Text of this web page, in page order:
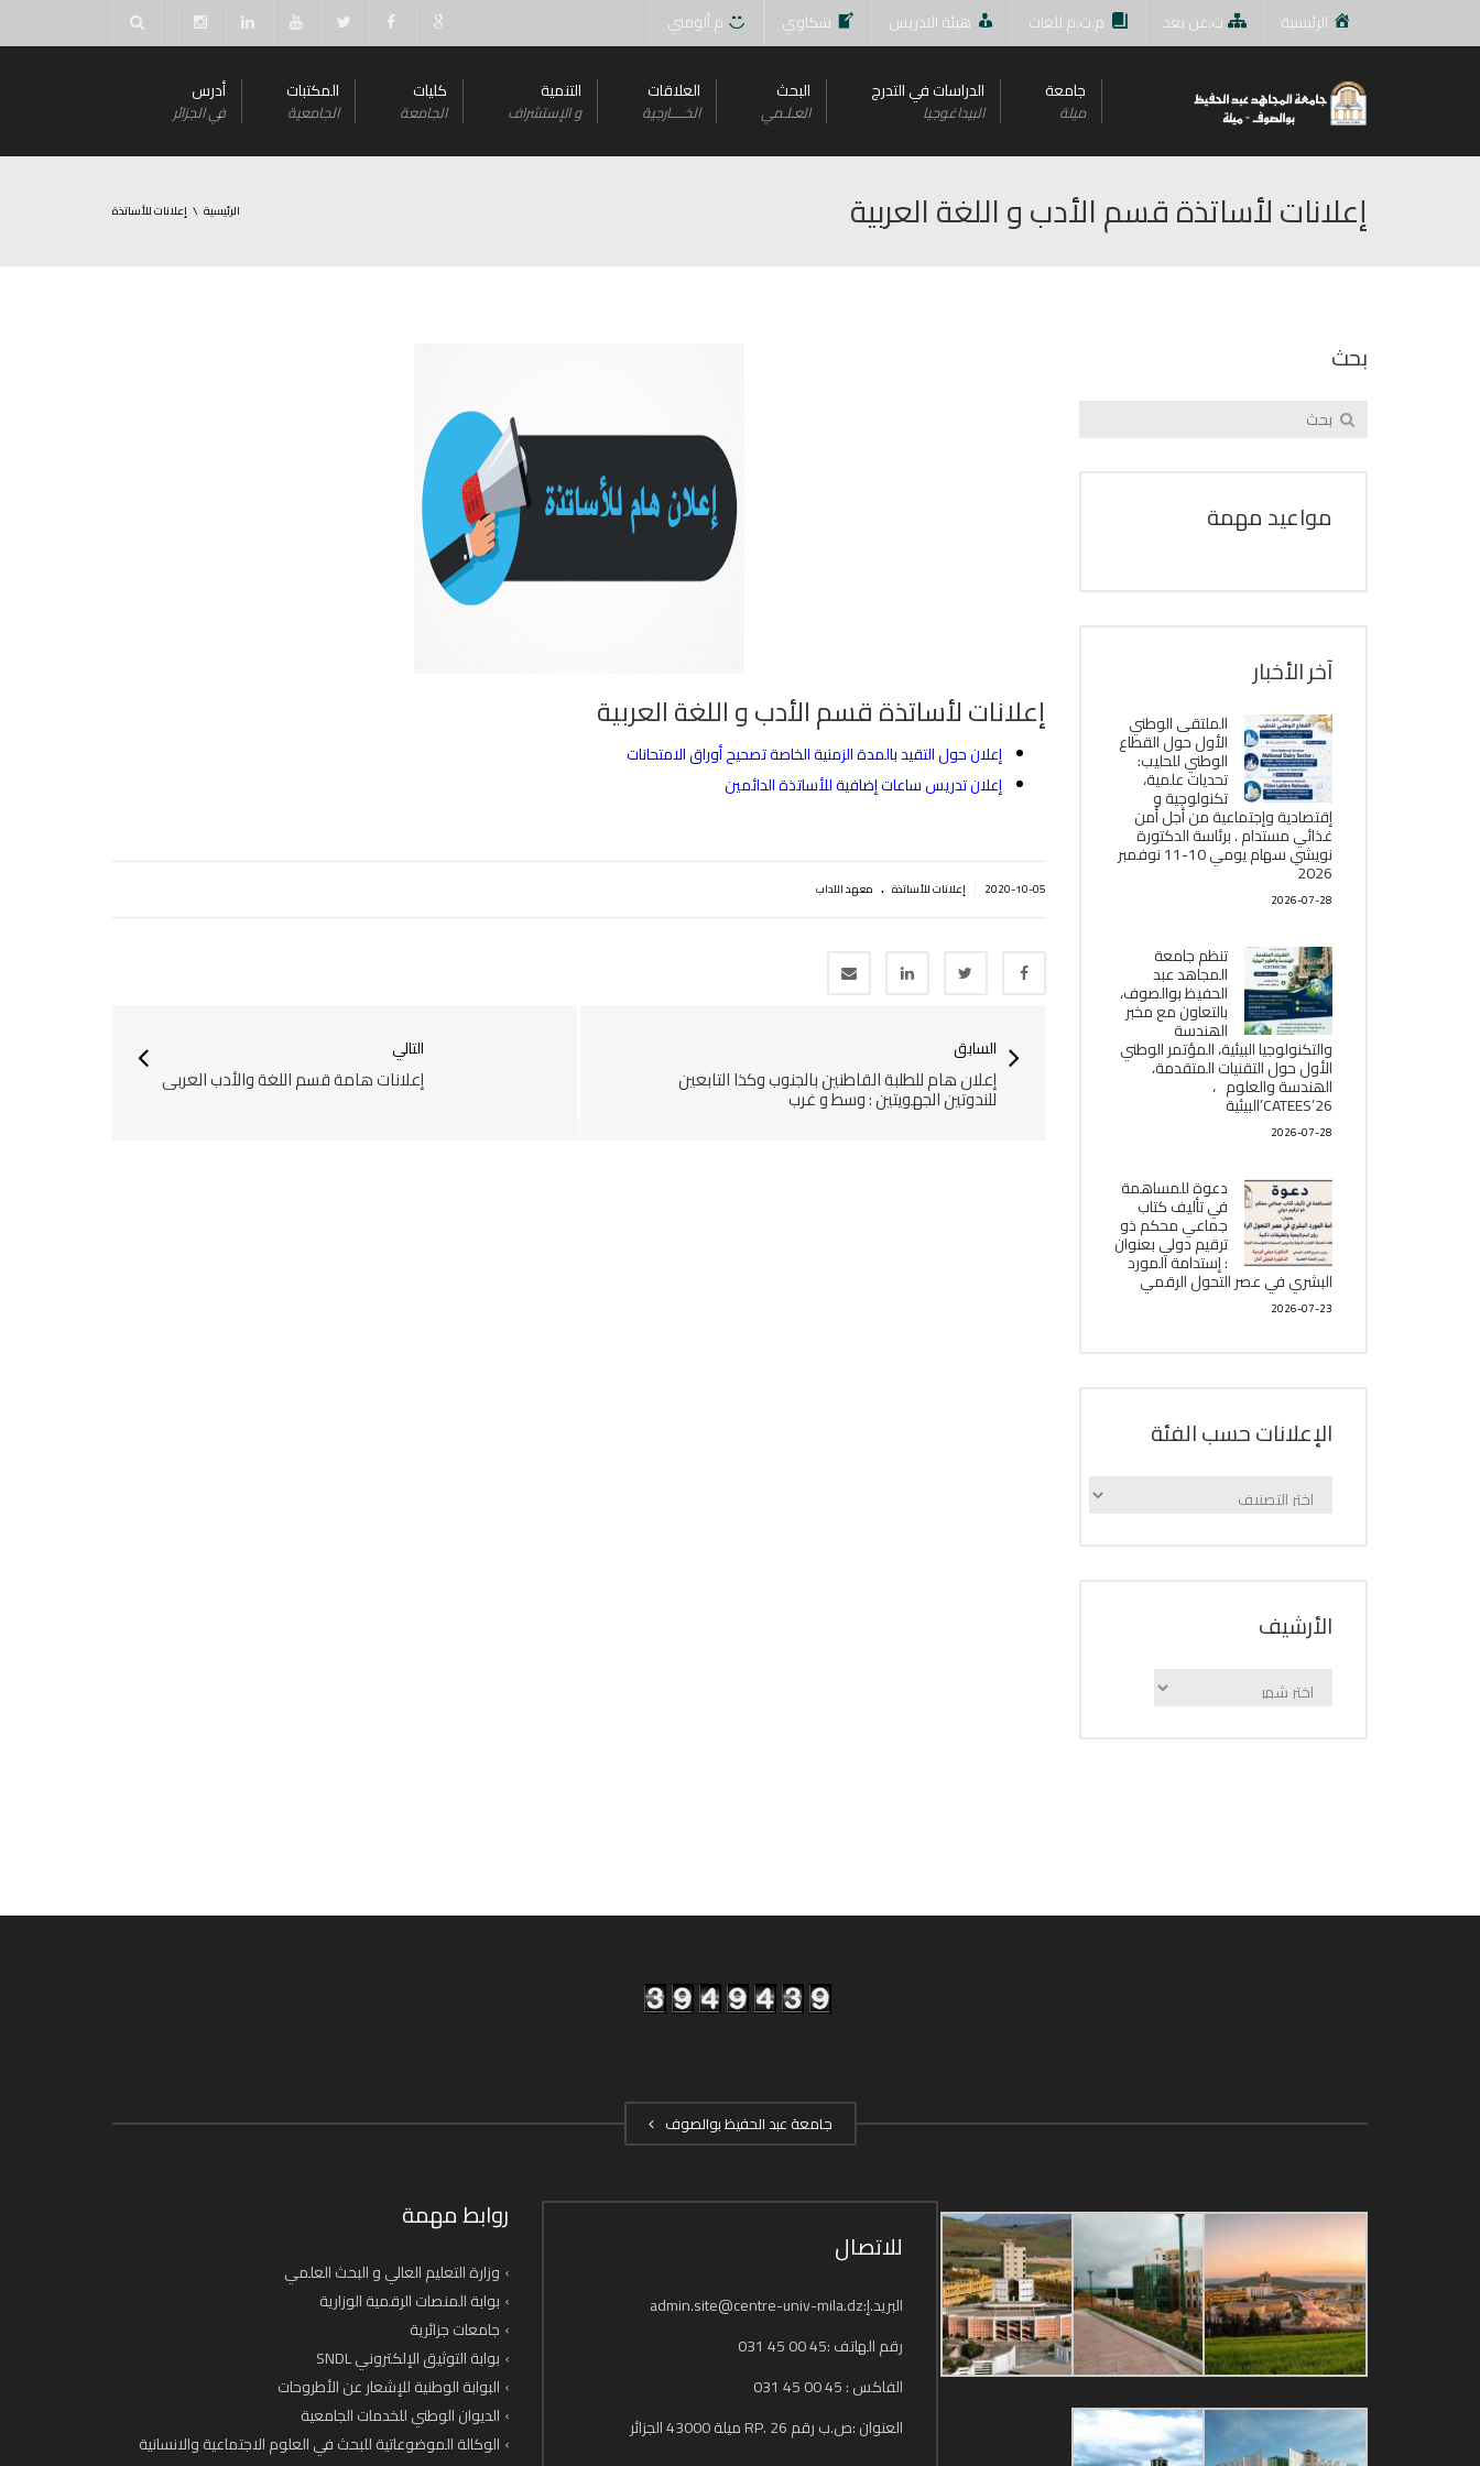
الرئيسية ت.عن بعد م.ت.م.للغات هيئة التدريس شكاوي م.ألومني
جامعة
ميلة
الدراسات في التدرج
البيداغوجيا
البحث
العـلـمي
العلاقات
الخــــارجية
التنمية
و اﻹستشراف
كليات
الجامعة
المكتبات
الجامعية
أدرس
في الجزائر
إعلانات لأساتذة قسم الأدب و اللغة العربية الرئيسية إعلانات للأساتذة
إعلانات لأساتذة قسم الأدب و اللغة العربية
إعلان حول التقيد بالمدة الزمنية الخاصة تصحيح أوراق الامتحانات
إعلان تدريس ساعات إضافية للأساتذة الدائمين
2020-10-05 إعلانات للأساتذة . معهد الآداب
التالي
إعلانات هامة قسم اللغة والأدب العربي
السابق
إعلان هام للطلبة القاطنين بالجنوب وكذا التابعين
للندوتين الجهويتين : وسط و غرب
بحث
مواعيد مهمة
آخر الأخبار
الملتقى الوطني
الأول حول القطاع
الوطني للحليب:
تحديات علمية،
تكنولوجية و
إقتصادية وإجتماعية من أجل أمن
غذائي مستدام . برئاسة الدكتورة
نويشي سهام يومي 10-11 نوفمبر
2026
2026-07-28
تنظم جامعة
المجاهد عبد
الحفيظ بوالصوف،
بالتعاون مع مخبر
الھندسة
والتكنولوجيا البیئیة، المؤتمر الوطني
الأول حول التقنيات المتقدمة،
الھندسة والعلوم ،
CATEES’26’البیئية
2026-07-28
دعوة للمساهمة
في تأليف كتاب
جماعي محكم ذو
ترقيم دولي بعنوان
: إستدامة المورد
البشري في عصر التحول الرقمي
2026-07-23
الإعلانات حسب الفئة
الإعلانات
اﻷرشيف
اﻷرشيف
جامعة عبد الحفيظ بوالصوف
روابط مهمة
وزارة التعليم العالي و البحث العلمي
بوابة المنصات الرقمية الوزارية
جامعات جزائرية
بوابة التوثيق الإلكتروني SNDL
البوابة الوطنية للإشعار عن الأطروحات
الديوان الوطني للخدمات الجامعية
الوكالة الموضوعاتية للبحث في العلوم الاجتماعية والانسانية
للاتصال
البريد.إ:admin.site@centre-univ-mila.dz
رقم الهاتف :45 00 45 031
الفاكس : 45 00 45 031
العنوان :ص.ب رقم 26 .RP ميلة 43000 الجزائر